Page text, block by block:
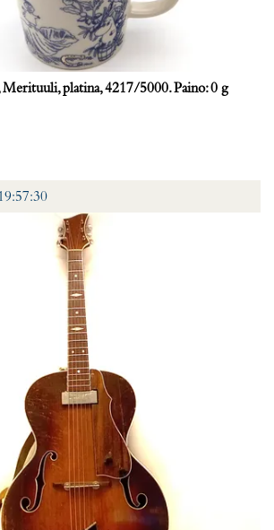
platina, 4217/5000. Paino: 0 g